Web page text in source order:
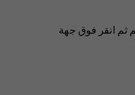
ثم انقر فوق جهة